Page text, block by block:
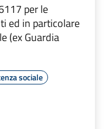
per le
ed in particolare
(ex Guardia
sociale